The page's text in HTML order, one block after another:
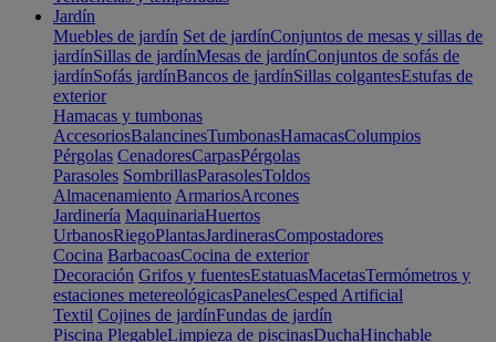
Jardín
Muebles de jardín Set de jardínConjuntos de mesas y sillas de
jardínSillas de jardínMesas de jardínConjuntos de sofás de
jardínSofás jardínBancos de jardínSillas colgantesEstufas de
exterior
Hamacas y tumbonas
AccesoriosBalancinesTumbonasHamacasColumpios
Pérgolas CenadoresCarpasPérgolas
Parasoles SombrillasParasolesToldos
Almacenamiento ArmariosArcones
Jardinería MaquinariaHuertos
UrbanosRiegoPlantasJardinerasCompostadores
Cocina BarbacoasCocina de exterior
Decoración Grifos y fuentesEstatuasMacetasTermómetros y
estaciones metereológicasPanelesCesped Artificial
Textil Cojines de jardínFundas de jardín
Piscina PlegableLimpieza de piscinasDuchaHinchable